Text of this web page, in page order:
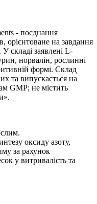
- поєднання
орієнтоване на завдання
У складі заявлені L-
норвалін, рослинні
формі. Склад
та випускається на
GMP; не містить
оксиду азоту,
за рахунок
у витривалість та